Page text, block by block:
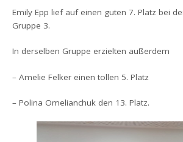
Emily Epp lief auf einen guten 7. Platz bei
Gruppe 3.
In derselben Gruppe erzielten außerdem
– Amelie Felker einen tollen 5. Platz
– Polina Omelianchuk den 13. Platz.